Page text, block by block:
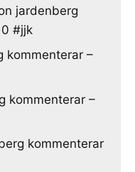
jardenberg
#jjk
kommenterar –
kommenterar –
kommenterar